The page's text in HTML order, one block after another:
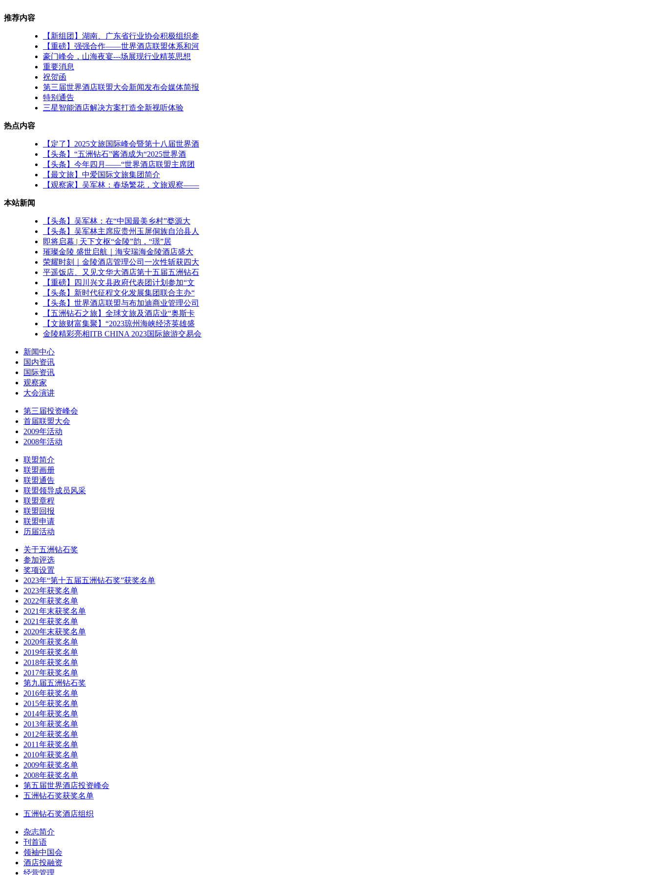
推荐内容
【新组团】湖南、广东省行业协会积极组织参
【重磅】强强合作——世界酒店联盟体系和河
豪门峰会，山海夜宴---场展现行业精英思想
重要消息
祝贺函
第三届世界酒店联盟大会新闻发布会媒体简报
特别通告
三星智能酒店解决方案打造全新视听体验
热点内容
【定了】2025文旅国际峰会暨第十八届世界酒
【头条】“五洲钻石”酱酒成为“2025世界酒
【头条】今年四月——“世界酒店联盟主席团
【最文旅】中爱国际文旅集团简介
【观察家】吴军林：春场繁花，文旅观察——
本站新闻
【头条】吴军林：在“中国最美乡村”婺源大
【头条】吴军林主席应贵州玉屏侗族自治县人
即将启幕 | 天下文枢“金陵”韵，“璟”居
璀璨金陵 盛世启航｜海安瑞海金陵酒店盛大
荣耀时刻｜金陵酒店管理公司一次性斩获四大
平遥饭店、又见文华大酒店第十五届五洲钻石
【重磅】四川兴文县政府代表团计划参加“文
【头条】新时代征程文化发展集团联合主办“
【头条】世界酒店联盟与布加迪商业管理公司
【五洲钻石之旅】全球文旅及酒店业“奥斯卡
【文旅财富集聚】“2023琼州海峡经济英雄盛
金陵精彩亮相ITB CHINA 2023国际旅游交易会
新闻中心
国内资讯
国际资讯
观察家
大会演讲
第三届投资峰会
首届联盟大会
2009年活动
2008年活动
联盟简介
联盟画册
联盟通告
联盟领导成员风采
联盟章程
联盟回报
联盟申请
历届活动
关于五洲钻石奖
参加评选
奖项设置
2023年“第十五届五洲钻石奖”获奖名单
2023年获奖名单
2022年获奖名单
2021年末获奖名单
2021年获奖名单
2020年末获奖名单
2020年获奖名单
2019年获奖名单
2018年获奖名单
2017年获奖名单
第九届五洲钻石奖
2016年获奖名单
2015年获奖名单
2014年获奖名单
2013年获奖名单
2012年获奖名单
2011年获奖名单
2010年获奖名单
2009年获奖名单
2008年获奖名单
第五届世界酒店投资峰会
五洲钻石奖获奖名单
五洲钻石奖酒店组织
杂志简介
刊首语
领袖中国会
酒店投融资
经营管理